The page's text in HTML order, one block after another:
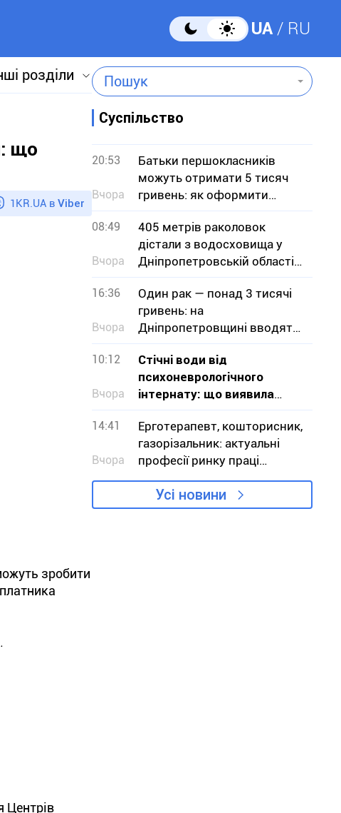
UA RU
розділи Пошук
що
1KR.UA в Viber
зробити
Центрів
Суспільство
20:53
Вчора
Батьки першокласників
можуть отримати 5 тисяч
гривень: як оформити
«Пакунок школяра»
08:49
Вчора
405 метрів раколовок
дістали з водосховища у
Дніпропетровській області
— чим вони небезпечні
16:36
Вчора
Один рак — понад 3 тисячі
гривень: на
Дніпропетровщині вводять
заборону на вилов
10:12
Вчора
Стічні води від
психоневрологічного
інтернату: що виявила
перевірка на Криворіжжі
14:41
Вчора
Ерготерапевт, кошторисник,
газорізальник: актуальні
професії ринку праці
Дніпропетровщини в серпні
Усі новини